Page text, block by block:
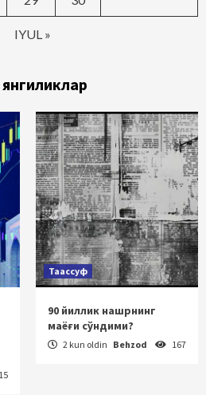
IYUL »
Таассуф
90 йиллик нашрнинг
маёғи сўндими?
2 kun oldin Behzod 167